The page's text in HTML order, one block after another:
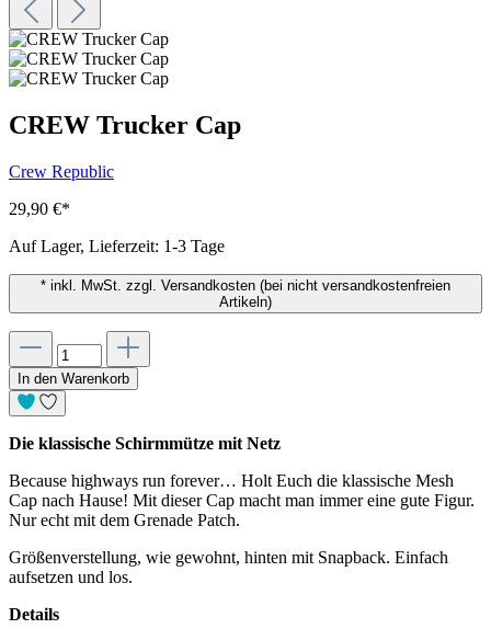
CREW Trucker Cap
Crew Republic
29,90 €*
Auf Lager, Lieferzeit: 1-3 Tage
* inkl. MwSt. zzgl. Versandkosten (bei nicht versandkostenfreien
Artikeln)
In den Warenkorb
Die klassische Schirmmütze mit Netz
Because highways run forever… Holt Euch die klassische Mesh
Cap nach Hause! Mit dieser Cap macht man immer eine gute Figur.
Nur echt mit dem Grenade Patch.
Größenverstellung, wie gewohnt, hinten mit Snapback. Einfach
aufsetzen und los.
Details